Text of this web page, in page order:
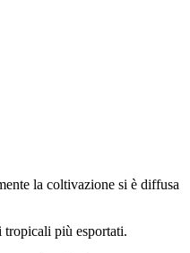
la coltivazione si è diffusa
più esportati.